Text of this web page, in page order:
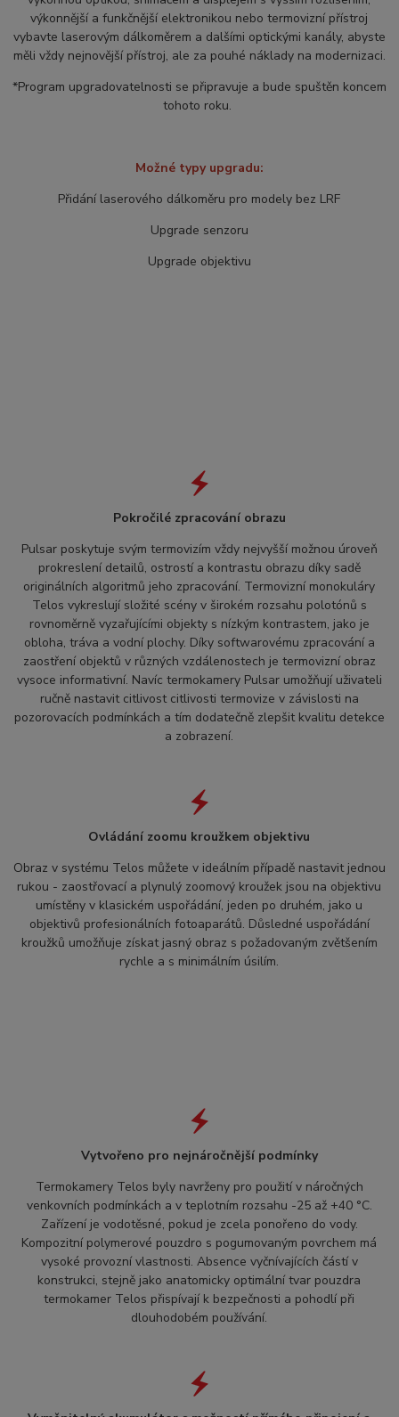
výkonnější a funkčnější elektronikou nebo termovizní přístroj
vybavte laserovým dálkoměrem a dalšími optickými kanály, abyste
měli vždy nejnovější přístroj, ale za pouhé náklady na modernizaci.
*Program upgradovatelnosti se připravuje a bude spuštěn koncem
tohoto roku.
Možné typy upgradu:
Přidání laserového dálkoměru pro modely bez LRF
Upgrade senzoru
Upgrade objektivu
Pokročilé zpracování obrazu
Pulsar poskytuje svým termovizím vždy nejvyšší možnou úroveň
prokreslení detailů, ostrostí a kontrastu obrazu díky sadě
originálních algoritmů jeho zpracování. Termovizní monokuláry
Telos vykreslují složité scény v širokém rozsahu polotónů s
rovnoměrně vyzařujícími objekty s nízkým kontrastem, jako je
obloha, tráva a vodní plochy. Díky softwarovému zpracování a
zaostření objektů v různých vzdálenostech je termovizní obraz
vysoce informativní. Navíc termokamery Pulsar umožňují uživateli
ručně nastavit citlivost citlivosti termovize v závislosti na
pozorovacích podmínkách a tím dodatečně zlepšit kvalitu detekce
a zobrazení.
Ovládání zoomu kroužkem objektivu
Obraz v systému Telos můžete v ideálním případě nastavit jednou
rukou - zaostřovací a plynulý zoomový kroužek jsou na objektivu
umístěny v klasickém uspořádání, jeden po druhém, jako u
objektivů profesionálních fotoaparátů. Důsledné uspořádání
kroužků umožňuje získat jasný obraz s požadovaným zvětšením
rychle a s minimálním úsilím.
Vytvořeno pro nejnáročnější podmínky
Termokamery Telos byly navrženy pro použití v náročných
venkovních podmínkách a v teplotním rozsahu -25 až +40 °C.
Zařízení je vodotěsné, pokud je zcela ponořeno do vody.
Kompozitní polymerové pouzdro s pogumovaným povrchem má
vysoké provozní vlastnosti. Absence vyčnívajících částí v
konstrukci, stejně jako anatomicky optimální tvar pouzdra
termokamer Telos přispívají k bezpečnosti a pohodlí při
dlouhodobém používání.